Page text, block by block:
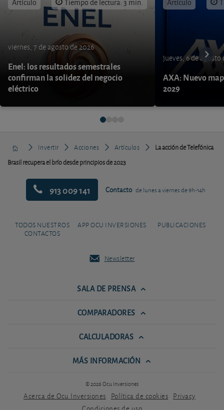
viernes, 7 de agosto de 2026
Enel: los resultados semestrales
confirman la solidez del negocio
eléctrico
jueves, 6 de agosto
AXA: Nuevo
2029
Invertir Acciones Artículos
La acción de Telefónica
Brasil recupera el brío desde principios de 2023
913 009 141 Contacto de lunes a viernes de 9h-14h
TODOS NUESTROS
CONTACTOS
APP OCU INVERSIONES PUBLICACIONES
Newsletter
SALA DE PRENSA
COMPARADORES
CALCULADORAS
MÁS INFORMACIÓN
© 2026 Ocu Inversiones
Acerca de Ocu Inversiones Política de cookies Privacy